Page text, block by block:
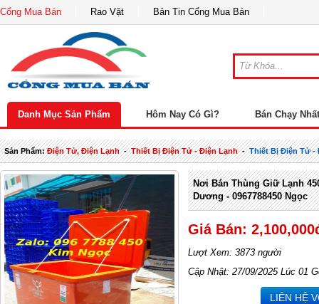
Cổng Mua Bán Rao Vặt Bản Tin Cổng Mua Bán
Danh Mục Sản Phẩm Hôm Nay Có Gì? Bán Chạy Nhất
Sản Phẩm:Điện Tử, Điện Lạnh-Thiết Bị Điện Tử - Điện Lạnh-Thiết Bị Điện Tử -
Nơi Bán Thùng Giữ Lạnh
Dương - 0967788450 Ngọc
Giá Bán:
Lượt Xem: 3873 người
Cập Nhật: 27/09/2025 Lúc 01
LIÊN HỆ